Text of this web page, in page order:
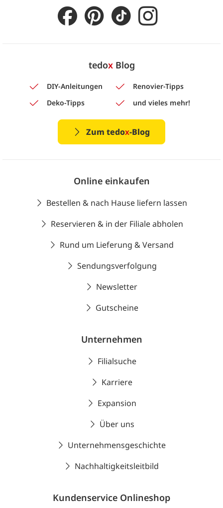
tedoxBlog
DIY-Anleitungen
Renovier-Tipps
Deko-Tipps
und vieles mehr!
Zum tedox-Blog
Online einkaufen
Bestellen & nach Hause liefern lassen
Reservieren & in der Filiale abholen
Rund um Lieferung & Versand
Sendungsverfolgung
Newsletter
Gutscheine
Unternehmen
Filialsuche
Karriere
Expansion
Über uns
Unternehmensgeschichte
Nachhaltigkeitsleitbild
Kundenservice Onlineshop